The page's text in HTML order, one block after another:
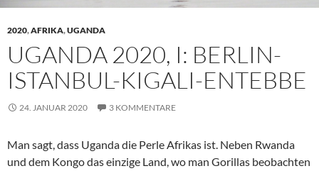
2020,AFRIKA,UGANDA
UGANDA 2020, I: BERLIN-
ISTANBUL-KIGALI-ENTEBBE
24. JANUAR 2020 3 KOMMENTARE
Man sagt, dass Uganda die Perle Afrikas ist. Neben Rwanda
und dem Kongo das einzige Land, wo man Gorillas beobachten